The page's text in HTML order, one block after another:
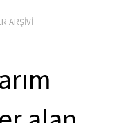
ARŞİVİ